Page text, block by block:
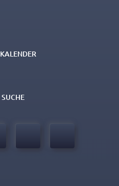
KALENDER
SUCHE